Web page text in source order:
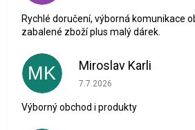
Rychlé doručení, výborná komunikace
zabalené zboží plus malý dárek.
MK Miroslav Karli
Hodnocení obchodu je 5 z
7.7.2026
Výborný obchod i produkty